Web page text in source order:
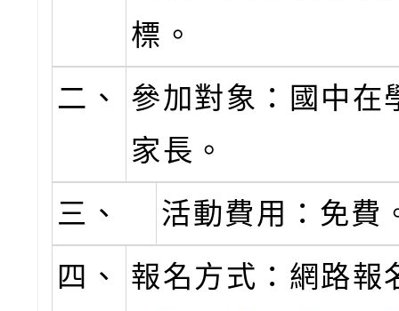
標。
二、
參加對象：國中在
家長。
三、
活動費用：免費
四、
報名方式：網路報